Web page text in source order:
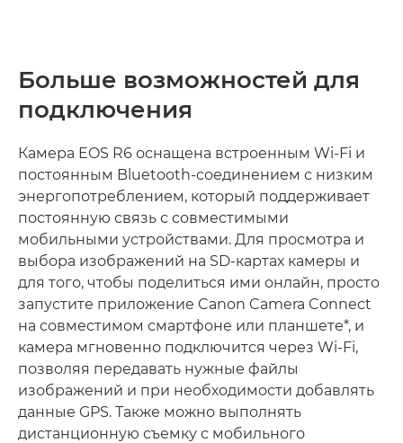
Больше возможностей для
подключения
Камера EOS R6 оснащена встроенным Wi-Fi и
постоянным Bluetooth-соединением с низким
энергопотреблением, который поддерживает
постоянную связь с совместимыми
мобильными устройствами. Для просмотра и
выбора изображений на SD-картах камеры и
для того, чтобы поделиться ими онлайн, просто
запустите приложение Canon Camera Connect
на совместимом смартфоне или планшете*, и
камера мгновенно подключится через Wi-Fi,
позволяя передавать нужные файлы
изображений и при необходимости добавлять
данные GPS. Также можно выполнять
дистанционную съемку с мобильного